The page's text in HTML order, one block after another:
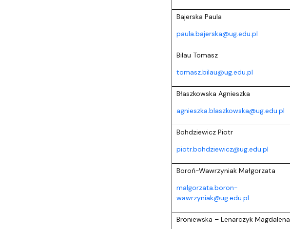
Bajerska Paula
paula.bajerska@ug.edu.pl
Bilau Tomasz
tomasz.bilau@ug.edu.pl
Błaszkowska Agnieszka
agnieszka.blaszkowska@ug.edu.pl
Bohdziewicz Piotr
piotr.bohdziewicz@ug.edu.pl
Boroń-Wawrzyniak Małgorzata
malgorzata.boron-
wawrzyniak@ug.edu.pl
Broniewska – Lenarczyk Magdalena